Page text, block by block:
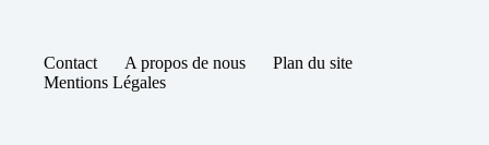
Contact A propos de nous
Plan du site
Mentions Légales